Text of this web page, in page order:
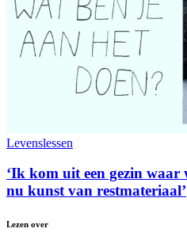
Levenslessen
‘Ik kom uit een gezin waar
nu kunst van restmateriaal’
Lezen over